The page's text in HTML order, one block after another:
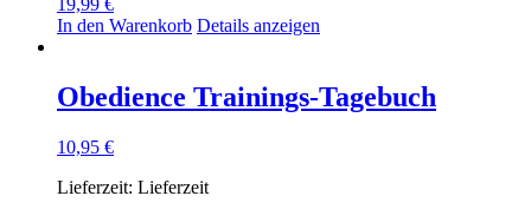
können
auf
Produktseite
gewählt
19,99 €
In den Warenkorb Details anzeigen
Obedience Trainings-Tagebuch
10,95 €
Lieferzeit: Lieferzeit